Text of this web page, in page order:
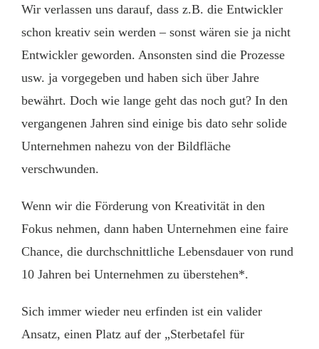
Wir verlassen uns darauf, dass z.B. die Entwickler
schon kreativ sein werden – sonst wären sie ja nicht
Entwickler geworden. Ansonsten sind die Prozesse
usw. ja vorgegeben und haben sich über Jahre
bewährt. Doch wie lange geht das noch gut? In den
vergangenen Jahren sind einige bis dato sehr solide
Unternehmen nahezu von der Bildfläche
verschwunden.
Wenn wir die Förderung von Kreativität in den
Fokus nehmen, dann haben Unternehmen eine faire
Chance, die durchschnittliche Lebensdauer von rund
10 Jahren bei Unternehmen zu überstehen*.
Sich immer wieder neu erfinden ist ein valider
Ansatz, einen Platz auf der „Sterbetafel für